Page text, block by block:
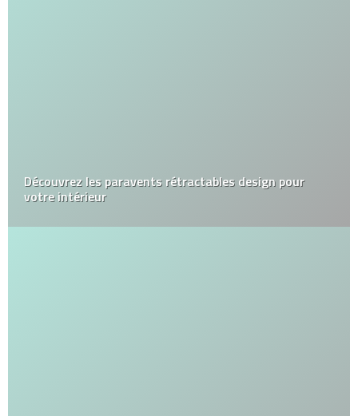
Découvrez les paravents rétractables design pour
votre intérieur